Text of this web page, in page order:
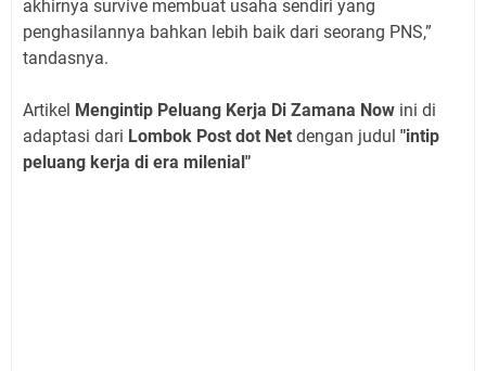
akhirnya survive membuat usaha sendiri yang
penghasilannya bahkan lebih baik dari seorang PNS,”
tandasnya.
Artikel Mengintip Peluang Kerja Di Zamana Now ini di
adaptasi dari Lombok Post dot Net dengan judul "intip
peluang kerja di era milenial"